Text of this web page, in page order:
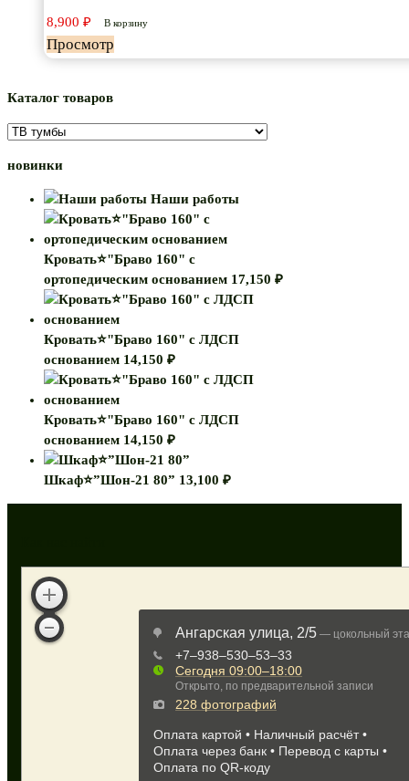
8,900 ₽ В корзину
Просмотр
Каталог товаров
новинки
Наши работы
Кровать⭐"Браво 160" с
ортопедическим основанием 17,150 ₽
Кровать⭐"Браво 160" с ЛДСП
основанием 14,150 ₽
Кровать⭐"Браво 160" с ЛДСП
основанием 14,150 ₽
Шкаф⭐”Шон-21 80” 13,100 ₽